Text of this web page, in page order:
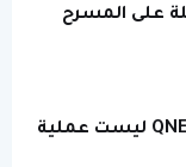
على المسرح
10 أسباب تجعل QNET ليست عملية